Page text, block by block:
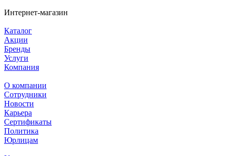
Интернет-магазин
Каталог
Акции
Бренды
Услуги
Компания
О компании
Сотрудники
Новости
Карьера
Сертификаты
Политика
Юрлицам